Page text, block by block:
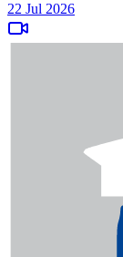
22 Jul 2026